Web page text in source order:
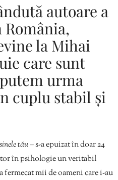
autoare a
la Mihai
care sunt
urma
cuplu stabil și
tău –s-a epuizat în doar 24
în psihologie un veritabil
mii de oameni care i-au